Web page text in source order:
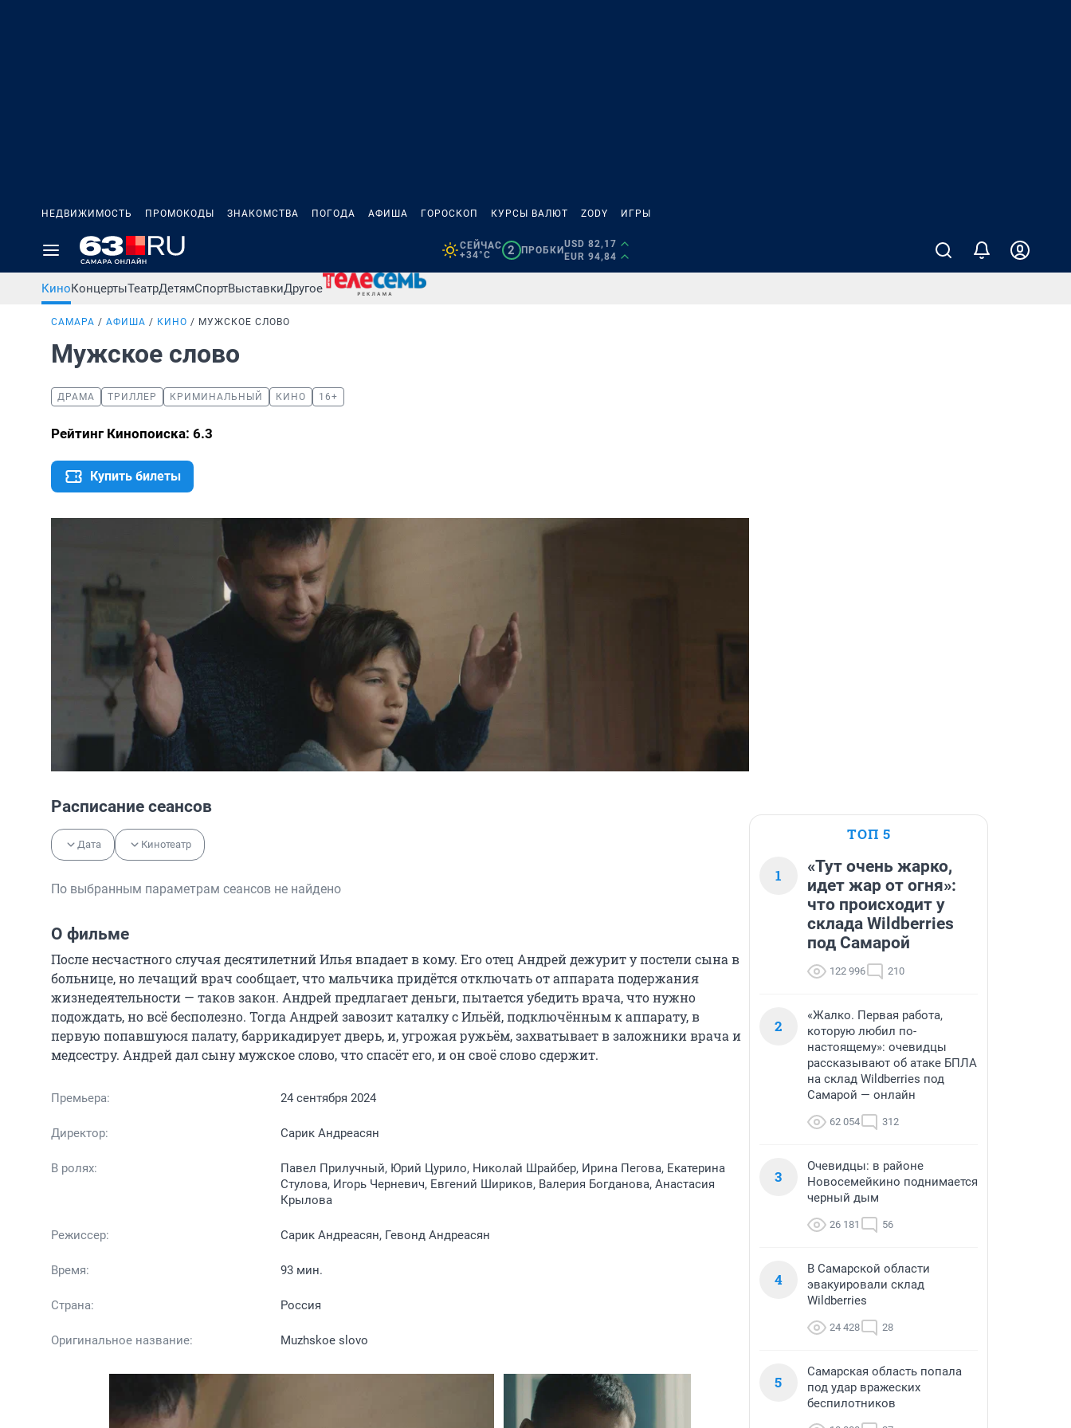
НЕДВИЖИМОСТЬ ПРОМОКОДЫ ЗНАКОМСТВА ПОГОДА АФИША ГОРОСКОП КУРСЫ ВАЛЮТ ZODY ИГРЫ
СЕЙЧАС
+34°C
2 ПРОБКИ
USD 82,17
EUR 94,84
КиноКонцертыТеатрДетямСпортВыставкиДругое
САМАРА АФИША КИНО МУЖСКОЕ СЛОВО
Мужское слово
ДРАМА ТРИЛЛЕР КРИМИНАЛЬНЫЙ КИНО 16+
Рейтинг Кинопоиска: 6.3
Купить билеты
Расписание сеансов
Дата Кинотеатр
По выбранным параметрам сеансов не найдено
О фильме
После несчастного случая десятилетний Илья впадает в кому. Его отец Андрей дежурит у постели сына в
больнице, но лечащий врач сообщает, что мальчика придётся отключать от аппарата подержания
жизнедеятельности — таков закон. Андрей предлагает деньги, пытается убедить врача, что нужно
подождать, но всё бесполезно. Тогда Андрей завозит каталку с Ильёй, подключённым к аппарату, в
первую попавшуюся палату, баррикадирует дверь, и, угрожая ружьём, захватывает в заложники врача и
медсестру. Андрей дал сыну мужское слово, что спасёт его, и он своё слово сдержит.
Премьера: 24 сентября 2024
Директор: Сарик Андреасян
В ролях:
Павел Прилучный, Юрий Цурило, Николай Шрайбер, Ирина Пегова, Екатерина
Стулова, Игорь Черневич, Евгений Шириков, Валерия Богданова, Анастасия
Крылова
Режиссер: Сарик Андреасян, Гевонд Андреасян
Время: 93 мин.
Страна: Россия
Оригинальное название: Muzhskoe slovo
ТОП 5
1
«Тут очень жарко,
идет жар от огня»:
что происходит у
склада Wildberries
под Самарой
122 996 210
2
«Жалко. Первая работа,
которую любил по-
настоящему»: очевидцы
рассказывают об атаке БПЛА
на склад Wildberries под
Самарой — онлайн
62 054 312
3
Очевидцы: в районе
Новосемейкино поднимается
черный дым
26 181 56
4
В Самарской области
эвакуировали склад
Wildberries
24 428 28
5
Самарская область попала
под удар вражеских
беспилотников